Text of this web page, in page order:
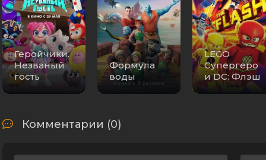
OST - Планета сокровищ / Treasure Planet [James
Howard] (2002) MP3
Планета сокровищ / Treasure Planet (2002) BDRip-AVC |
Планета сокровищ: Битва при Проционе / Treasure
Battle at Procyon (2002) PC от MassTorr
Планета Сокровищ / Treasure Planet (2002) BDRip 1080p
Планета сокровищ / Treasure Planet (2002) BDRip от
Геройчики.
Незваный
гость
Формула
воды
LEGO
Супергеро
и DC: Флэш
Комментарии (0)